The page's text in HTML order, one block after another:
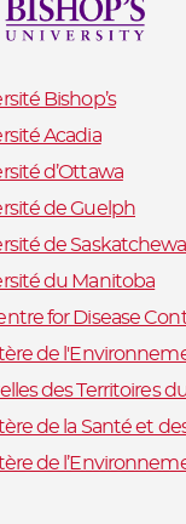
Bishop’s
Acadia
d’Ottawa
de Guelph
de
du Manitoba
for Disease
de
des Territoires
de la Santé et
de